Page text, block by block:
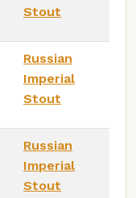
Stout
Russian
Imperial
Stout
Russian
Imperial
Stout